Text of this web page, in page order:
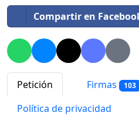
Compartir en
Petición Firmas 103
Política de privacidad